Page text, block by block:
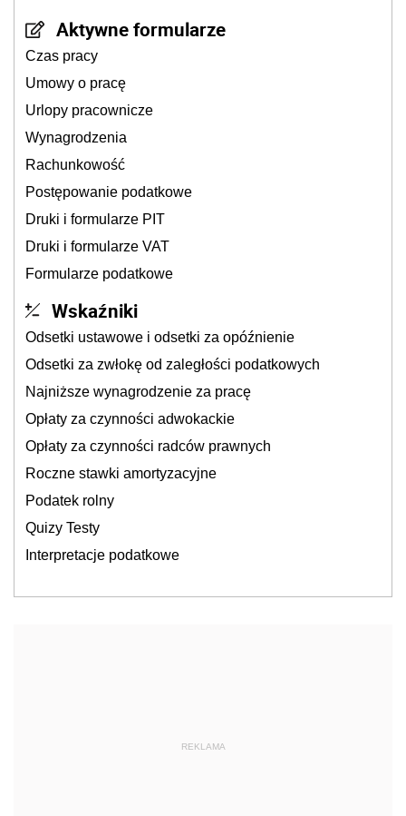
Aktywne formularze
Czas pracy
Umowy o pracę
Urlopy pracownicze
Wynagrodzenia
Rachunkowość
Postępowanie podatkowe
Druki i formularze PIT
Druki i formularze VAT
Formularze podatkowe
Wskaźniki
Odsetki ustawowe i odsetki za opóźnienie
Odsetki za zwłokę od zaległości podatkowych
Najniższe wynagrodzenie za pracę
Opłaty za czynności adwokackie
Opłaty za czynności radców prawnych
Roczne stawki amortyzacyjne
Podatek rolny
Quizy Testy
Interpretacje podatkowe
REKLAMA